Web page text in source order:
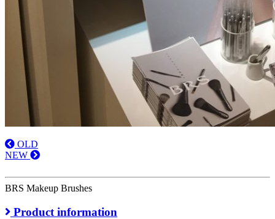
OLD
NEW
BRS Makeup Brushes
Product information